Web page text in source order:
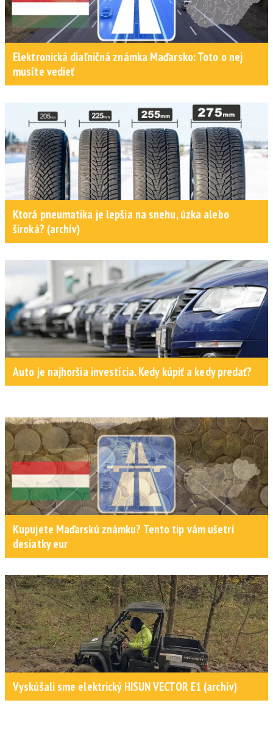
Elektronická diaľničná známka Maďarsko: Toto o nej
musíte vedieť
Ktorá pneumatika je lepšia na snehu, úzka alebo
široká? (archív)
Auto je najhoršia investícia. Kedy kúpiť a kedy predať?
Kupujete Maďarskú známku? Tento tip vám ušetrí
desiatky eur
Vyskúšali sme elektrický HISUN VECTOR E1 (archív)